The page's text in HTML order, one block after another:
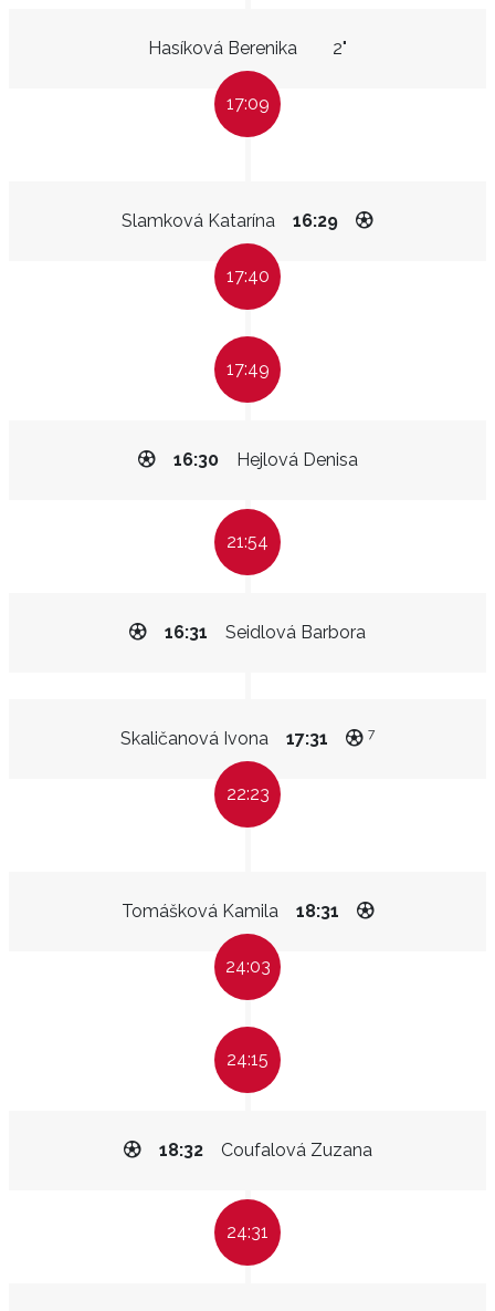
Hasíková Berenika 2"
17:09
Slamková Katarína 16:29
17:40
17:49
Hejlová Denisa
16:30
21:54
Seidlová Barbora
16:31
Skaličanová Ivona 17:31 7
22:23
Tomášková Kamila 18:31
24:03
24:15
Coufalová Zuzana
18:32
24:31